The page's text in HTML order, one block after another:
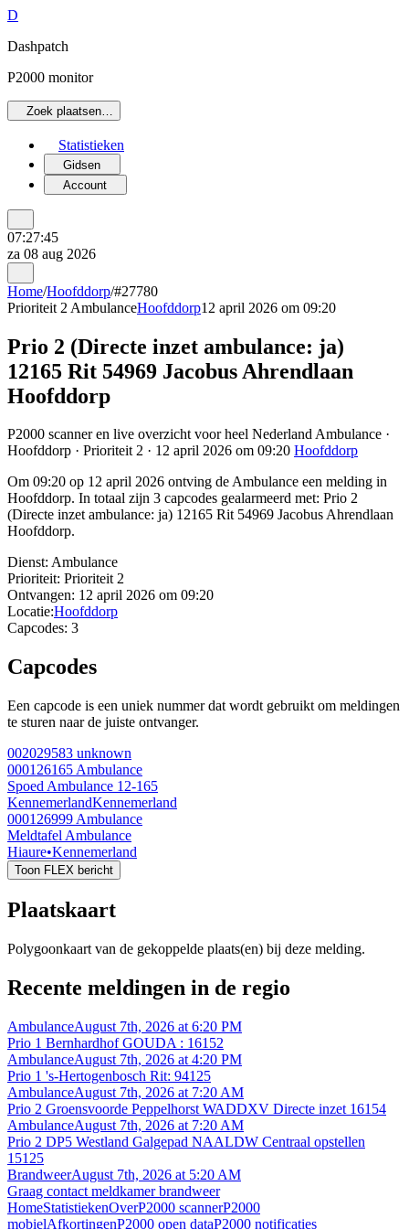
D
Dashpatch
P2000 monitor
Zoek plaatsen…
Statistieken
Gidsen
Account
07:27:45
za 08 aug 2026
Home/Hoofddorp/#27780
Prioriteit 2 AmbulanceHoofddorp12 april 2026 om 09:20
Prio 2 (Directe inzet ambulance: ja)
12165 Rit 54969 Jacobus Ahrendlaan
Hoofddorp
P2000 scanner en live overzicht voor heel Nederland Ambulance ·
Hoofddorp · Prioriteit 2 · 12 april 2026 om 09:20 Hoofddorp
Om 09:20 op 12 april 2026 ontving de Ambulance een melding in
Hoofddorp. In totaal zijn 3 capcodes gealarmeerd met: Prio 2
(Directe inzet ambulance: ja) 12165 Rit 54969 Jacobus Ahrendlaan
Hoofddorp.
Dienst: Ambulance
Prioriteit: Prioriteit 2
Ontvangen: 12 april 2026 om 09:20
Locatie:Hoofddorp
Capcodes: 3
Capcodes
Een capcode is een uniek nummer dat wordt gebruikt om meldingen
te sturen naar de juiste ontvanger.
002029583 unknown
000126165 Ambulance
Spoed Ambulance 12-165
KennemerlandKennemerland
000126999 Ambulance
Meldtafel Ambulance
Hiaure•Kennemerland
Toon FLEX bericht
Plaatskaart
Polygoonkaart van de gekoppelde plaats(en) bij deze melding.
Recente meldingen in de regio
AmbulanceAugust 7th, 2026 at 6:20 PM
Prio 1 Bernhardhof GOUDA : 16152
AmbulanceAugust 7th, 2026 at 4:20 PM
Prio 1 's-Hertogenbosch Rit: 94125
AmbulanceAugust 7th, 2026 at 7:20 AM
Prio 2 Groensvoorde Peppelhorst WADDXV Directe inzet 16154
AmbulanceAugust 7th, 2026 at 7:20 AM
Prio 2 DP5 Westland Galgepad NAALDW Centraal opstellen
15125
BrandweerAugust 7th, 2026 at 5:20 AM
Graag contact meldkamer brandweer
HomeStatistiekenOverP2000 scannerP2000
mobielAfkortingenP2000 open dataP2000 notificaties